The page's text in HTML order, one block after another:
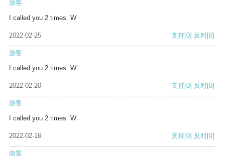
游客
I called you 2 times. W
2022-02-25 支持[0] 反对[0]
游客
I called you 2 times. W
2022-02-20 支持[0] 反对[0]
游客
I called you 2 times. W
2022-02-16 支持[0] 反对[0]
游客